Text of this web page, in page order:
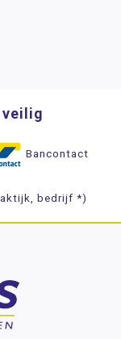
Bancontact
bedrijf *)